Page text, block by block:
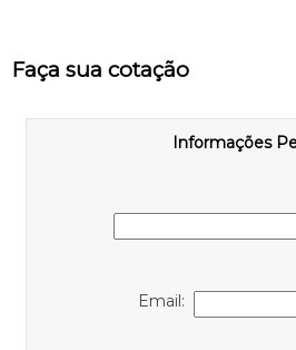
Faça sua cotação
Informações
Email: